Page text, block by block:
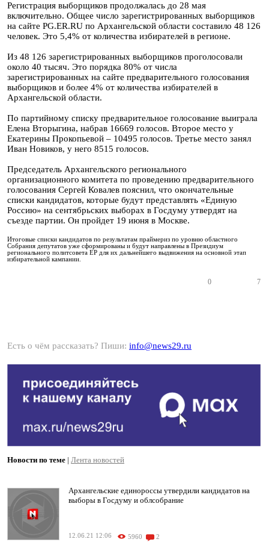
Регистрация выборщиков продолжалась до 28 мая
включительно. Общее число зарегистрированных выборщиков
на сайте PG.ER.RU по Архангельской области составило 48 126
человек. Это 5,4% от количества избирателей в регионе.
Из 48 126 зарегистрированных выборщиков проголосовали
около 40 тысяч. Это порядка 80% от числа
зарегистрированных на сайте предварительного голосования
выборщиков и более 4% от количества избирателей в
Архангельской области.
По партийному списку предварительное голосование выиграла
Елена Вторыгина, набрав 16669 голосов. Второе место у
Екатерины Прокопьевой – 10495 голосов. Третье место занял
Иван Новиков, у него 8515 голосов.
Председатель Архангельского регионального
организационного комитета по проведению предварительного
голосования Сергей Ковалев пояснил, что окончательные
списки кандидатов, которые будут представлять «Единую
Россию» на сентябрьских выборах в Госдуму утвердят на
съезде партии. Он пройдет 19 июня в Москве.
Итоговые списки кандидатов по результатам праймериз по уровню областного
Собрания депутатов уже сформированы и будут направлены в Президиум
регионального политсовета ЕР для их дальнейшего выдвижения на основной этап
избирательной кампании.
0 7
Есть о чём рассказать? Пиши: info@news29.ru
Новости по теме | Лента новостей
Архангельские единороссы утвердили кандидатов на
выборы в Госдуму и облсобрание
12.06.21 12:06 5960 2